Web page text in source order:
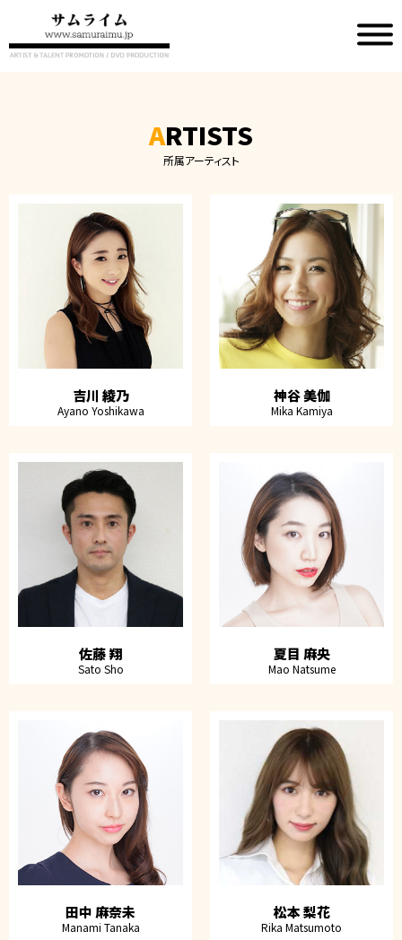
ARTISTS
所属アーティスト
吉川 綾乃
Ayano Yoshikawa
神谷 美伽
Mika Kamiya
佐藤 翔
Sato Sho
夏目 麻央
Mao Natsume
田中 麻奈未
Manami Tanaka
松本 梨花
Rika Matsumoto